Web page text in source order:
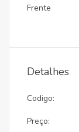
Frente
Detalhes
Codigo:
Preço: